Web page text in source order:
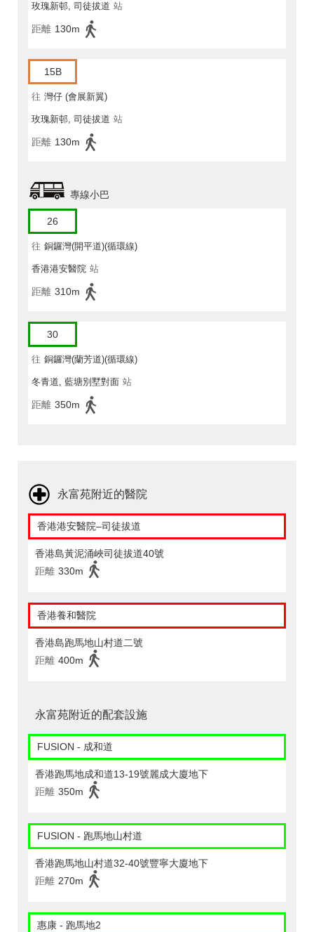
玫瑰新邨, 司徒拔道 站
距離 130m
15B
往 灣仔 (會展新翼)
玫瑰新邨, 司徒拔道 站
距離 130m
專線小巴
26
往 銅鑼灣(開平道)(循環線)
香港港安醫院 站
距離 310m
30
往 銅鑼灣(蘭芳道)(循環線)
冬青道, 藍塘別墅對面 站
距離 350m
永富苑附近的醫院
香港港安醫院–司徒拔道
香港島黃泥涌峽司徒拔道40號
距離 330m
香港養和醫院
香港島跑馬地山村道二號
距離 400m
永富苑附近的配套設施
FUSION - 成和道
香港跑馬地成和道13-19號麗成大廈地下
距離 350m
FUSION - 跑馬地山村道
香港跑馬地山村道32-40號豐寧大廈地下
距離 270m
惠康 - 跑馬地2